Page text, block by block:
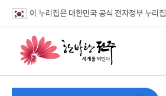
이 누리집은 대한민국 공식 전자정부 누리